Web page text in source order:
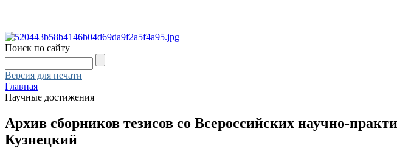
Поиск по сайту
Версия для печати
Главная
Научные достижения
Архив сборников тезисов со Всероссийских научно-
Кузнецкий